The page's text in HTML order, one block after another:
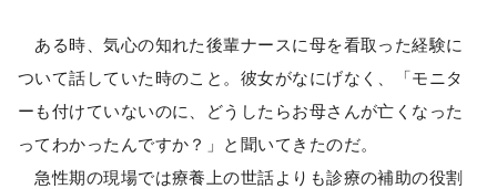
ある時、気心の知れた後輩ナースに母を看取った経験に
ついて話していた時のこと。彼女がなにげなく、「モニタ
ーも付けていないのに、どうしたらお母さんが亡くなった
ってわかったんですか？」と聞いてきたのだ。
急性期の現場では療養上の世話よりも診療の補助の役割